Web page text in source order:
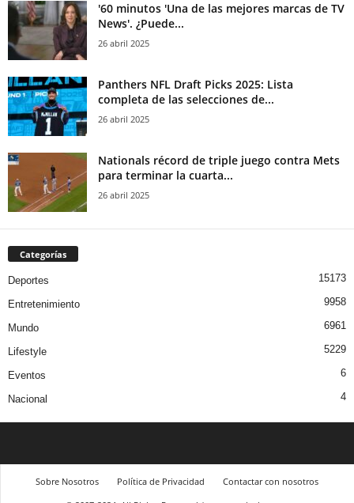
'60 minutos 'Una de las mejores marcas de TV
News'. ¿Puede...
26 abril 2025
Panthers NFL Draft Picks 2025: Lista
completa de las selecciones de...
26 abril 2025
Nationals récord de triple juego contra Mets
para terminar la cuarta...
26 abril 2025
Categorías
Deportes 15173
Entretenimiento 9958
Mundo 6961
Lifestyle 5229
Eventos 6
Nacional 4
Sobre Nosotros Política de Privacidad
Contactar con nosotros